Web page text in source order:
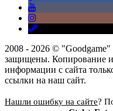
2008 - 2026 © "Goodgame"
защищены. Копирование
информации с сайта
ссылки на наш сайт.
Нашли ошибку на сайте?